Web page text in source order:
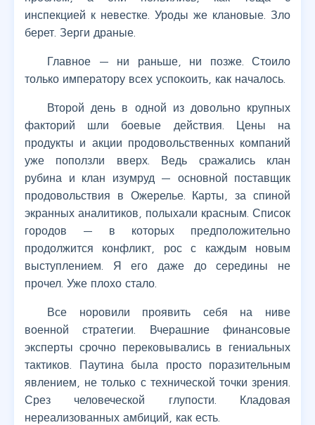
инспекцией к невестке. Уроды же клановые. Зло
берет. Зерги драные.
Главное — ни раньше, ни позже. Стоило
только императору всех успокоить, как началось.
Второй день в одной из довольно крупных
факторий шли боевые действия. Цены на
продукты и акции продовольственных компаний
уже поползли вверх. Ведь сражались клан
рубина и клан изумруд — основной поставщик
продовольствия в Ожерелье. Карты, за спиной
экранных аналитиков, полыхали красным. Список
городов — в которых предположительно
продолжится конфликт, рос с каждым новым
выступлением. Я его даже до середины не
прочел. Уже плохо стало.
Все норовили проявить себя на ниве
военной стратегии. Вчерашние финансовые
эксперты срочно перековывались в гениальных
тактиков. Паутина была просто поразительным
явлением, не только с технической точки зрения.
Срез человеческой глупости. Кладовая
нереализованных амбиций, как есть.